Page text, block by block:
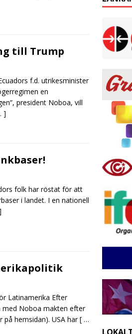
till Trump
f.d. utrikesminister
en
president Noboa, vill
]
folk har röstat för att
i landet. I en nationell
Latinamerika Efter
med Noboa makten efter
hemsidan). USA har[ …